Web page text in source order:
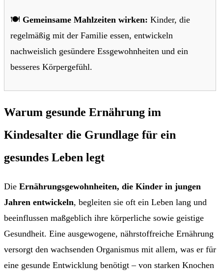
🍽️ Gemeinsame Mahlzeiten wirken: Kinder, die
regelmäßig mit der Familie essen, entwickeln
nachweislich gesündere Essgewohnheiten und ein
besseres Körpergefühl.
Warum gesunde Ernährung im
Kindesalter die Grundlage für ein
gesundes Leben legt
Die Ernährungsgewohnheiten, die Kinder in jungen
Jahren entwickeln, begleiten sie oft ein Leben lang und
beeinflussen maßgeblich ihre körperliche sowie geistige
Gesundheit. Eine ausgewogene, nährstoffreiche Ernährung
versorgt den wachsenden Organismus mit allem, was er für
eine gesunde Entwicklung benötigt – von starken Knochen